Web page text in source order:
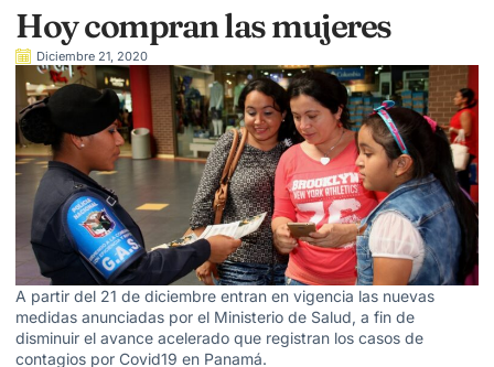
Hoy compran las mujeres
Diciembre 21, 2020
A partir del 21 de diciembre entran en vigencia las nuevas
medidas anunciadas por el Ministerio de Salud, a fin de
disminuir el avance acelerado que registran los casos de
contagios por Covid19 en Panamá.